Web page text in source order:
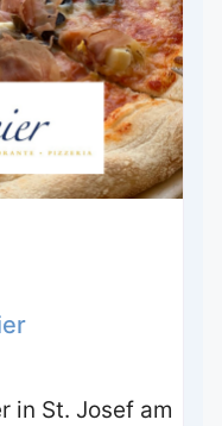
in St. Josef am